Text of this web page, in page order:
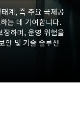
계, 즉 주요 국제공
는 데 기여합니다.
장하며, 운영 위험을
안 및 기술 솔루션